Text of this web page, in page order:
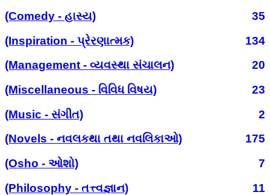
(Comedy - હાસ્ય)
35
(Inspiration - પ્રેરણાત્મક)
134
(Management - વ્યવસ્થા સંચાલન)
20
(Miscellaneous - વિવિધ વિષય)
23
(Music - સંગીત)
2
(Novels - નવલકથા તથા નવલિકાઓ)
175
(Osho - ઓશો)
7
(Philosophy - તત્ત્વજ્ઞાન)
11